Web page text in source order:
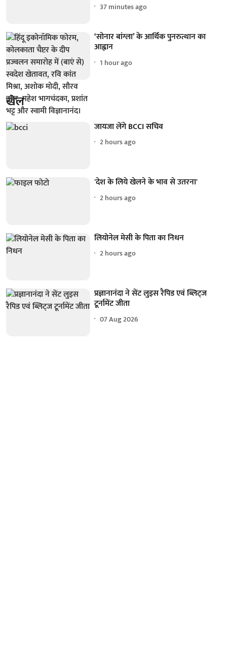
37 minutes ago
‘सोनार बांग्ला’ के आर्थिक पुनरुत्थान का
आह्वान
1 hour ago
खेल
जायजा लेंगे BCCI सचिव
2 hours ago
'देश के लिये खेलने के भाव से उतरना'
2 hours ago
लियोनेल मेसी के पिता का निधन
2 hours ago
प्रज्ञानानंदा ने सेंट लुइस रैपिड एवं ब्लिट्ज
टूर्नामेंट जीता
07 Aug 2026